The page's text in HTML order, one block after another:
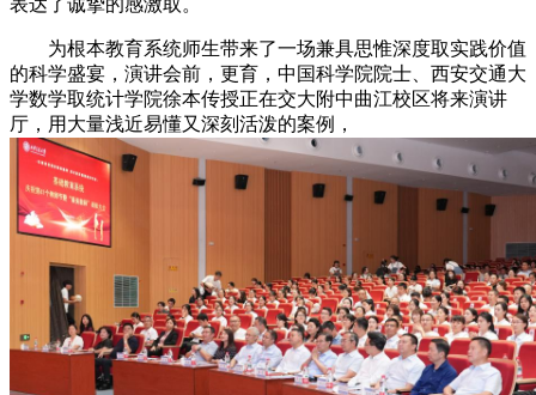
表达了诚挚的感激取。
为根本教育系统师生带来了一场兼具思惟深度取实践价值
的科学盛宴，演讲会前，更育，中国科学院院士、西安交通大
学数学取统计学院徐本传授正在交大附中曲江校区将来演讲
厅，用大量浅近易懂又深刻活泼的案例，